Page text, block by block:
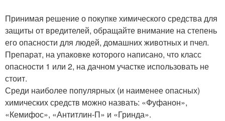
Принимая решение о покупке химического средства для
защиты от вредителей, обращайте внимание на степень
его опасности для людей, домашних животных и пчел.
Препарат, на упаковке которого написано, что класс
опасности 1 или 2, на дачном участке использовать не
стоит.
Среди наиболее популярных (и наименее опасных)
химических средств можно назвать: «Фуфанон»,
«Кемифос», «Антитлин-П» и «Гринда».